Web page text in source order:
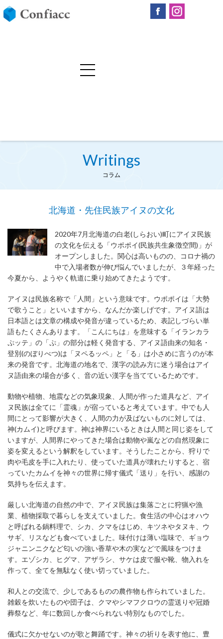
Writings
コラム
北海道・先住民族アイヌの文化
2020年7月北海道の白老(しらおい)町にアイヌ民族
の文化を伝える「ウポポイ(民族共生象徴空間)」が
オープンしました。関心は高いものの、コロナ禍の
中で入場者数が伸び悩んでいましたが、３年経った
今夏から、ようやく軌道に乗り始めてきたようです。
アイヌは民族名称で「人間」という意味です。ウポポイは「大勢
で歌うこと」といいますから、なんだか楽しげです。アイヌ語は
日本語とは文章の構成や発音が違っているため、表記しづらい単
語もたくさんあります。「こんにちは」を意味する「イランカラ
ぷッテ」の「ぷ」の部分は軽く発音する、アイヌ語由来の知名・
登別(のぼりべつ)は「ヌペるッペ」と「る」は小さめに言うのが本
来の発音です。北海道の地名で、漢字の読み方に迷う場合はアイ
ヌ語由来の場合が多く、音の近い漢字を当てているためです。
動物や植物、地震などの気象現象、人間が作った道具など、アイ
ヌ民族は全てに「霊魂」が宿っていると考えています。中でも人
間にとって影響が大きく、人間の力が及ばないものに対しては、
神(カムイ)と呼びます。神は神界にいるときは人間と同じ姿をして
いますが、人間界にやってきた場合は動物や嵐などの自然現象に
姿を変えるという解釈をしています。そうしたことから、狩りで
肉や毛皮を手に入れたり、使っていた道具が壊れたりすると、宿
っていたカムイを神々の世界に帰す儀式「送り」を行い、感謝の
気持ちを伝えます。
厳しい北海道の自然の中で、アイヌ民族は集落ごとに狩猟や漁
業、植物採取で暮らしを支えていました。食生活の中心はオハウ
と呼ばれる鍋料理で、シカ、クマをはじめ、キツネやタヌキ、ウ
サギ、リスなども食べていました。味付けは薄い塩味で、ギョウ
ジャニンニクなど匂いの強い香草や木の実などで風味をつけま
す。エゾシカ、ヒグマ、アザラシ、サケは皮で服や靴、物入れを
作って、全てを無駄なく使い切っていました。
和人との交流で、少しであるものの農作物も作られていました。
雑穀を炊いたものや団子は、クマやシマフクロウの霊送りや冠婚
葬祭など、年に数回しか食べられない特別なものでした。
儀式に欠かせないのが歌と舞踊です。神々の祈りを表す他に、豊